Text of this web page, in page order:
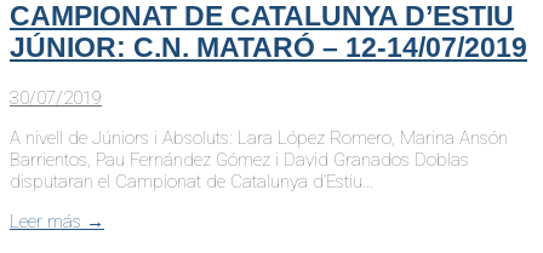
CAMPIONAT DE CATALUNYA D’ESTIU
JÚNIOR: C.N. MATARÓ – 12-14/07/2019
30/07/2019
A nivell de Júniors i Absoluts: Lara López Romero, Marina Ansón
Barrientos, Pau Fernández Gómez i David Granados Doblas
disputaran el Campionat de Catalunya d’Estiu…
Leer más →